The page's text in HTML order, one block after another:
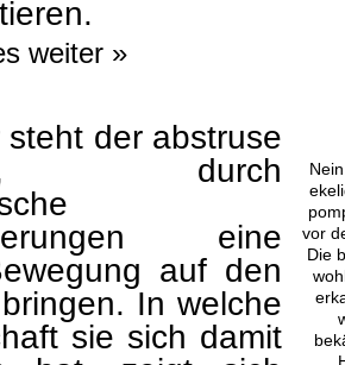
weiter »
vor
Die
durch
eine
auf den
In welche
sie sich damit
hat, zeigt sich